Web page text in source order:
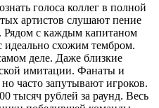
голоса коллег в полной
артистов слушают пение
Рядом с каждым капитаном
идеально схожим тембром.
деле. Даже близкие
имитации. Фанаты и
часто запутывают игроков.
тысяч рублей за раунд. Весь